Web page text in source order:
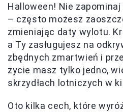
Halloween! Nie
– często możesz
zmieniając daty wylotu.
a Ty zasługujesz na
zbędnych zmartwień i
życie masz tylko jedno,
skrzydłach lotniczych w
Oto kilka cech, które